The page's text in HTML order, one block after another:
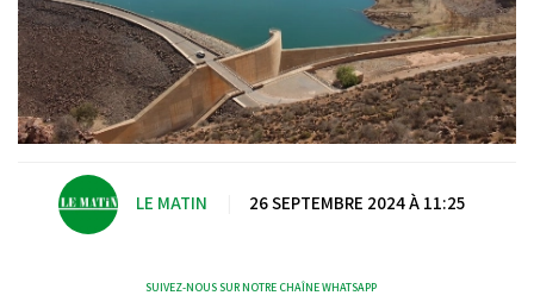
LE MATIN 26 SEPTEMBRE 2024 À 11:25
SUIVEZ-NOUS SUR NOTRE CHAÎNE WHATSAPP